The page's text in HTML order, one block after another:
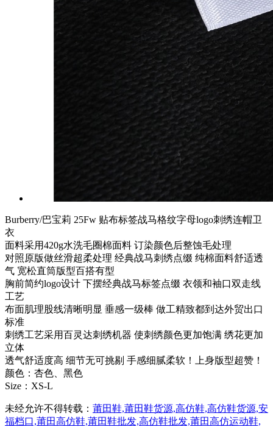
Burberry/巴宝莉 25Fw 贴布标签战马格纹字母logo刺绣连帽卫
衣
面料采用420g水洗毛圈棉面料 订染颜色后整蚀毛处理
对照原版做丝滑超柔处理 经典战马刺绣点缀 纯棉面料舒适透
气 宽松直筒版型百搭有型
胸前简约logo设计 下摆经典战马标签点缀 衣领和袖口双走线
工艺
布面肌理股线清晰明显 垂感一级棒 做工精致都到达外贸出口
标准
刺绣工艺采用百灵达刺绣机器 使刺绣颜色更加饱满 绣花更加
立体
透气舒适度高 细节无可挑剔 手感细腻柔软！上身版型超赞！
颜色：杏色、黑色
Size：XS-L
未经允许不得转载： 莆田鞋,莆田鞋货源,高仿鞋,高仿鞋货源,安
福档口,莆田高仿鞋,莆田鞋批发,高仿鞋批发,莆田高仿运动鞋,